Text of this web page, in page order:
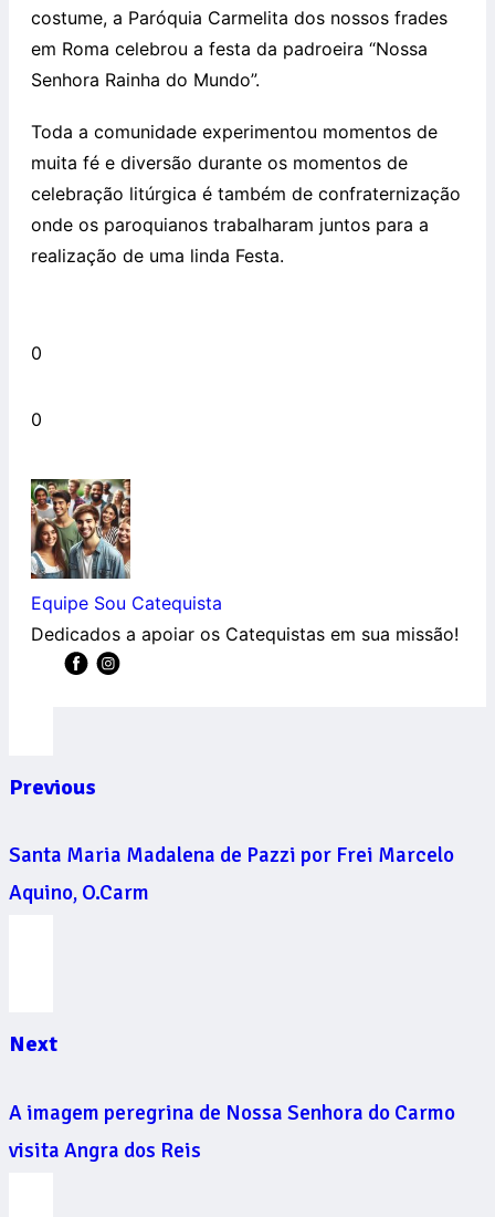
costume, a Paróquia Carmelita dos nossos frades
em Roma celebrou a festa da padroeira “Nossa
Senhora Rainha do Mundo”.
Toda a comunidade experimentou momentos de
muita fé e diversão durante os momentos de
celebração litúrgica é também de confraternização
onde os paroquianos trabalharam juntos para a
realização de uma linda Festa.
0
0
Equipe Sou Catequista
Dedicados a apoiar os Catequistas em sua missão!
Previous
Santa Maria Madalena de Pazzi por Frei Marcelo
Aquino, O.Carm
Next
A imagem peregrina de Nossa Senhora do Carmo
visita Angra dos Reis